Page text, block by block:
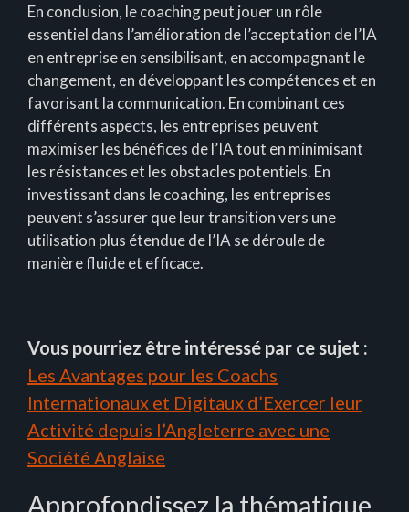
En conclusion, le coaching peut jouer un rôle
essentiel dans l’amélioration de l’acceptation de l’IA
en entreprise en sensibilisant, en accompagnant le
changement, en développant les compétences et en
favorisant la communication. En combinant ces
différents aspects, les entreprises peuvent
maximiser les bénéfices de l’IA tout en minimisant
les résistances et les obstacles potentiels. En
investissant dans le coaching, les entreprises
peuvent s’assurer que leur transition vers une
utilisation plus étendue de l’IA se déroule de
manière fluide et efficace.
Vous pourriez être intéressé par ce sujet :
Les Avantages pour les Coachs
Internationaux et Digitaux d’Exercer leur
Activité depuis l’Angleterre avec une
Société Anglaise
Approfondissez la thématique